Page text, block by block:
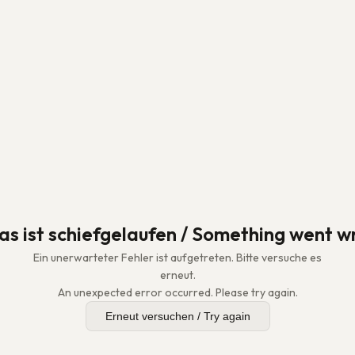
ist schiefgelaufen / Something went
Ein unerwarteter Fehler ist aufgetreten. Bitte versuche es
erneut.
An unexpected error occurred. Please try again.
Erneut versuchen / Try again